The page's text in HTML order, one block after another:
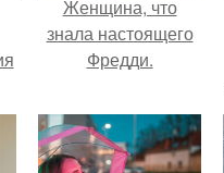
Женщина, что
знала настоящего
Фредди.